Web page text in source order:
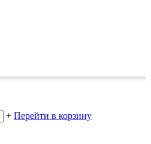
+ Перейти в корзину